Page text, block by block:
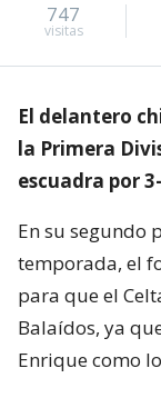
747
visitas
El delantero
la Primera
escuadra por
En su segundo
temporada, el
para que el
Balaídos, ya
Enrique como